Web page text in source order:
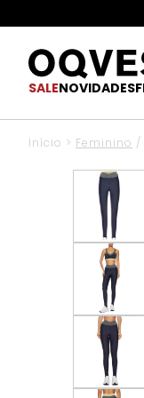
SALENOVIDADES
Início > Feminino /